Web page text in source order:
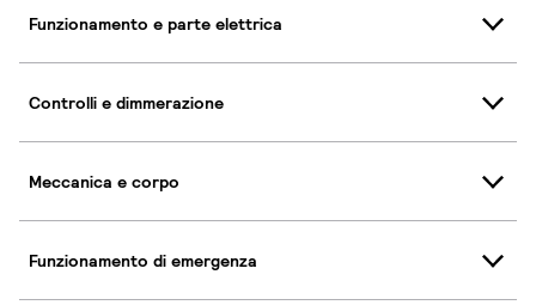
Funzionamento e parte elettrica
Controlli e dimmerazione
Meccanica e corpo
Funzionamento di emergenza